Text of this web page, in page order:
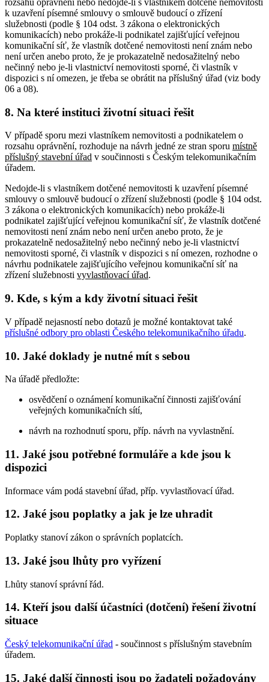
rozsahu oprávnění nebo nedojde-li s vlastníkem dotčené nemovitosti
k uzavření písemné smlouvy o smlouvě budoucí o zřízení
služebnosti (podle § 104 odst. 3 zákona o elektronických
komunikacích) nebo prokáže-li podnikatel zajišťující veřejnou
komunikační síť, že vlastník dotčené nemovitosti není znám nebo
není určen anebo proto, že je prokazatelně nedosažitelný nebo
nečinný nebo je-li vlastnictví nemovitosti sporné, či vlastník v
dispozici s ní omezen, je třeba se obrátit na příslušný úřad (viz body
06 a 08).
8. Na které instituci životní situaci řešit
V případě sporu mezi vlastníkem nemovitosti a podnikatelem o
rozsahu oprávnění, rozhoduje na návrh jedné ze stran sporu místně
příslušný stavební úřad v součinnosti s Českým telekomunikačním
úřadem.
Nedojde-li s vlastníkem dotčené nemovitosti k uzavření písemné
smlouvy o smlouvě budoucí o zřízení služebnosti (podle § 104 odst.
3 zákona o elektronických komunikacích) nebo prokáže-li
podnikatel zajišťující veřejnou komunikační síť, že vlastník dotčené
nemovitosti není znám nebo není určen anebo proto, že je
prokazatelně nedosažitelný nebo nečinný nebo je-li vlastnictví
nemovitosti sporné, či vlastník v dispozici s ní omezen, rozhodne o
návrhu podnikatele zajišťujícího veřejnou komunikační síť na
zřízení služebnosti vyvlastňovací úřad.
9. Kde, s kým a kdy životní situaci řešit
V případě nejasností nebo dotazů je možné kontaktovat také
příslušné odbory pro oblasti Českého telekomunikačního úřadu.
10. Jaké doklady je nutné mít s sebou
Na úřadě předložte:
osvědčení o oznámení komunikační činnosti zajišťování
veřejných komunikačních sítí,
návrh na rozhodnutí sporu, příp. návrh na vyvlastnění.
11. Jaké jsou potřebné formuláře a kde jsou k
dispozici
Informace vám podá stavební úřad, příp. vyvlastňovací úřad.
12. Jaké jsou poplatky a jak je lze uhradit
Poplatky stanoví zákon o správních poplatcích.
13. Jaké jsou lhůty pro vyřízení
Lhůty stanoví správní řád.
14. Kteří jsou další účastníci (dotčení) řešení životní
situace
Český telekomunikační úřad - součinnost s příslušným stavebním
úřadem.
15. Jaké další činnosti jsou po žadateli požadovány